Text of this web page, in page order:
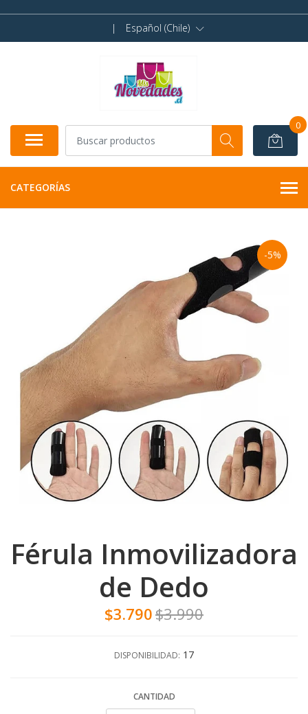
| Español (Chile)
0
CATEGORÍAS
-5%
Férula Inmovilizadora
de Dedo
$3.790$3.990
DISPONIBILIDAD: 17
CANTIDAD